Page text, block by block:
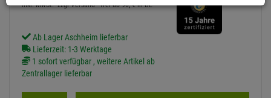
inkl. MwSt. zzgl Versand - frei ab 90,-€ in DE
Ab Lager Aschheim lieferbar
Lieferzeit: 1-3 Werktage
1 sofort verfügbar , weitere Artikel ab
Zentrallager lieferbar